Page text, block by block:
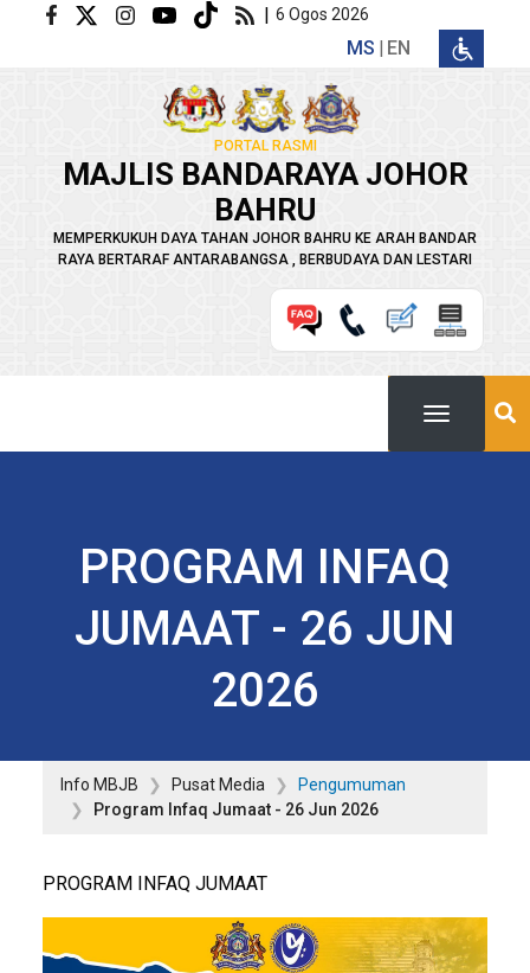
Langkau ke kandungan utama | 6 Ogos 2026
MS EN
PORTAL RASMI
MAJLIS BANDARAYA JOHOR
BAHRU
MEMPERKUKUH DAYA TAHAN JOHOR BAHRU KE ARAH BANDAR
RAYA BERTARAF ANTARABANGSA , BERBUDAYA DAN LESTARI
PROGRAM INFAQ
JUMAAT - 26 JUN
2026
Info MBJB Pusat Media
Pengumuman
Program Infaq Jumaat - 26 Jun 2026
PROGRAM INFAQ JUMAAT